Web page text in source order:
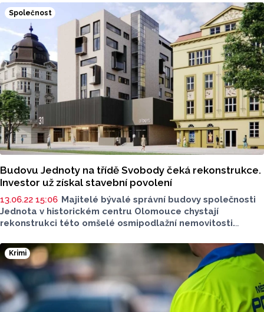
o rušení přechodů, proti kterému se vedení města nyní
ohradilo. K opravám zatím ovšem nemá město ani
stavební povolení.
Společnost
Budovu Jednoty na třídě Svobody čeká rekonstrukce.
Investor už získal stavební povolení
13.06.22 15:06 Majitelé bývalé správní budovy společnosti
Jednota v historickém centru Olomouce chystají
rekonstrukci této omšelé osmipodlažní nemovitosti.
na polyfunkční dům s prodejnami, vysokoškolskou kolejí,
byty a gastronomickými provozovnami. Investor už získal
stavební povolení a rekonstrukci hodlá zahájit letos.
Na dotaz to dnes řekl architekt Miroslav Pospíšil
ze společnosti atelier-r, která připravila projekt oprav
budovy stojící na rušné třídě Svobody.
Krimi